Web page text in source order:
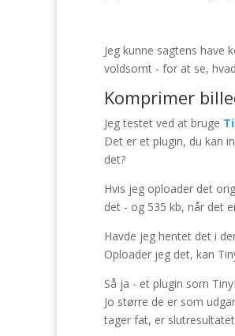
Jeg kunne sagtens
voldsomt - for at se,
Komprimer
Jeg testet ved at bruge
Det er et plugin, du kan
det?
Hvis jeg oploader det
det - og 535 kb, når det
Havde jeg hentet det i
Oploader jeg det, kan
Så ja - et plugin som
Jo større de er som
tager fat, er